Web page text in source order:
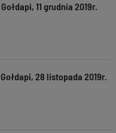
11 grudnia 2019r.
28 listopada 2019r.